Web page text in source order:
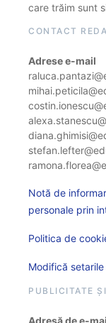
care trăim sunt
CONTACT
Adrese e-mail
Notă de
personale prin
Politica de
Modifică
PUBLICITATE
Adresă de e-